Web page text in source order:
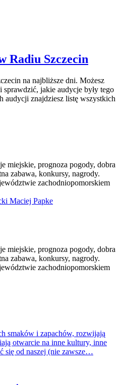
Radiu Szczecin
na najbliższe dni. Możesz
sprawdzić, jakie audycje były tego
audycji znajdziesz listę wszystkich
miejskie, prognoza pogody, dobra
zabawa, konkursy, nagrody.
zachodniopomorskiem
Maciej Papke
miejskie, prognoza pogody, dobra
zabawa, konkursy, nagrody.
zachodniopomorskiem
smaków i zapachów, rozwijają
otwarcie na inne kultury, inne
się od naszej (nie zawsze…